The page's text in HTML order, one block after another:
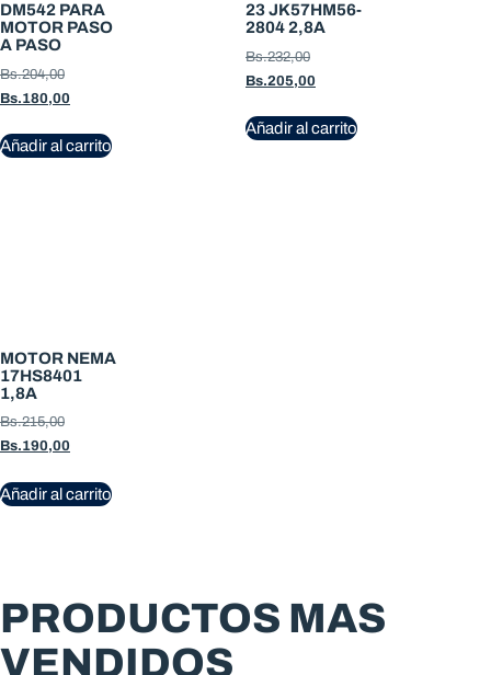
DM542 PARA
MOTOR PASO
A PASO
Bs.204,00
Bs.180,00
Añadir al carrito
23 JK57HM56-
2804 2,8A
Bs.232,00
Bs.205,00
Añadir al carrito
MOTOR NEMA
17HS8401
1,8A
Bs.215,00
Bs.190,00
Añadir al carrito
PRODUCTOS MAS
VENDIDOS